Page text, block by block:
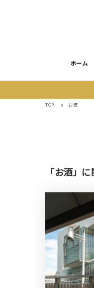
ホーム
TOP お酒
「お酒」